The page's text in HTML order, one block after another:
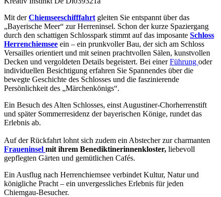
Mit derChiemseeschifffahrt gleiten Sie entspannt über das
„Bayerische Meer“ zur Herreninsel. Schon der kurze Spaziergang
durch den schattigen Schlosspark stimmt auf das imposante Schloss
Herrenchiemsee ein – ein prunkvoller Bau, der sich am Schloss
Versailles orientiert und mit seinen prachtvollen Sälen, kunstvollen
Decken und vergoldeten Details begeistert. Bei einerFührung oder
individuellen Besichtigung erfahren Sie Spannendes über die
bewegte Geschichte des Schlosses und die faszinierende
Persönlichkeit des „Märchenkönigs“.
Ein Besuch des Alten Schlosses, einst Augustiner-Chorherrenstift
und später Sommerresidenz der bayerischen Könige, rundet das
Erlebnis ab.
Auf der Rückfahrt lohnt sich zudem ein Abstecher zur charmanten
Fraueninsel mit ihrem Benediktinerinnenkloster, liebevoll
gepflegten Gärten und gemütlichen Cafés.
Ein Ausflug nach Herrenchiemsee verbindet Kultur, Natur und
königliche Pracht – ein unvergessliches Erlebnis für jeden
Chiemgau-Besucher.